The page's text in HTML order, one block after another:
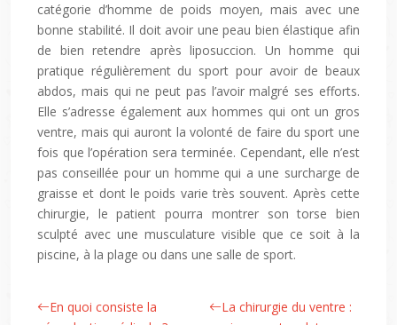
catégorie d’homme de poids moyen, mais avec une
bonne stabilité. Il doit avoir une peau bien élastique afin
de bien retendre après liposuccion. Un homme qui
pratique régulièrement du sport pour avoir de beaux
abdos, mais qui ne peut pas l’avoir malgré ses efforts.
Elle s’adresse également aux hommes qui ont un gros
ventre, mais qui auront la volonté de faire du sport une
fois que l’opération sera terminée. Cependant, elle n’est
pas conseillée pour un homme qui a une surcharge de
graisse et dont le poids varie très souvent. Après cette
chirurgie, le patient pourra montrer son torse bien
sculpté avec une musculature visible que ce soit à la
piscine, à la plage ou dans une salle de sport.
En quoi consiste la
La chirurgie du ventre :